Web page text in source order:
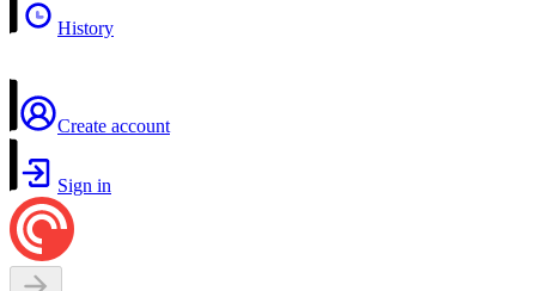
History
Create account
Sign in